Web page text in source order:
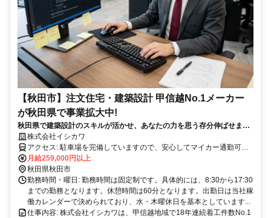
【秋田市】注文住宅・建築設計 甲信越No.1メーカー
が秋田県で事業拡大中!
秋田県で建築設計のスキルが活かせ、あなたの力を思う存分伸ばせま
す！株式会社イシカワ
アクセス: 駐車場を完備していますので、安心してマイカー通勤可能
です。
月給259,000円以上
秋田県秋田市
勤務時間・曜日: 勤務時間は固定制です。具体的には、8:30から17:30
までの勤務となります。休憩時間は60分となります。出勤日は当社稼
働カレンダーで決められており、水・木曜休日を基本としています...
仕事内容: 株式会社イシカワは、甲信越地域で18年連続着工件数No.1